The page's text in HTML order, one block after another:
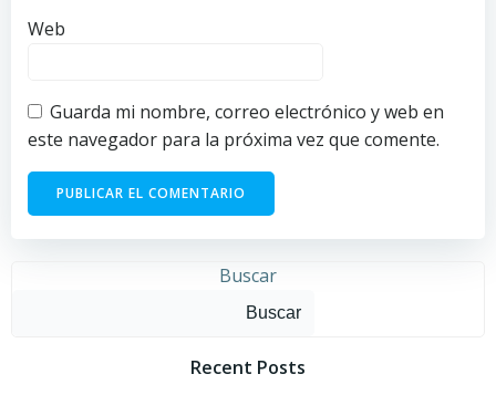
Web
Guarda mi nombre, correo electrónico y web en
este navegador para la próxima vez que comente.
Buscar
Buscar
Recent Posts